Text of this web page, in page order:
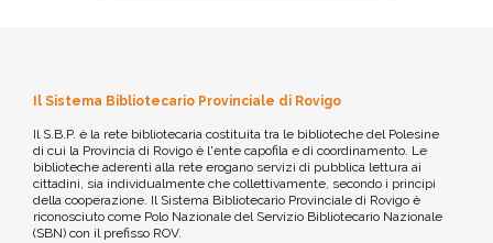
Il Sistema Bibliotecario Provinciale di Rovigo
Il S.B.P. è la rete bibliotecaria costituita tra le biblioteche del Polesine
di cui la Provincia di Rovigo è l'ente capofila e di coordinamento. Le
biblioteche aderenti alla rete erogano servizi di pubblica lettura ai
cittadini, sia individualmente che collettivamente, secondo i principi
della cooperazione. Il Sistema Bibliotecario Provinciale di Rovigo è
riconosciuto come Polo Nazionale del Servizio Bibliotecario Nazionale
(SBN) con il prefisso ROV.